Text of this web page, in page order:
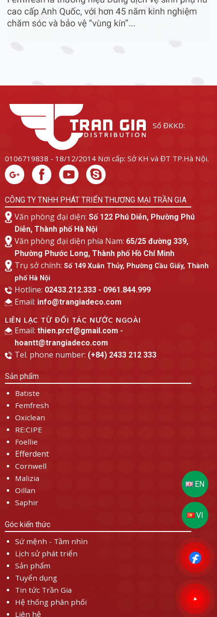
Số ĐKKD:
0106719838 - 18/12/2014 Nơi cấp: Sở KH và ĐT TP.Hà Nội.
CÔNG TY TNHH PHÁT TRIỂN THƯƠNG MẠI TRẦN GIA
Văn phòng đại diện: Số 122 Phú Diễn, Phường Phú
Diễn, Thành phố Hà Nội
Văn phòng đại diện phía Nam: 65/25 đường 339,
Phường Phước Long, Thành phố Hồ Chí Minh
Trụ sở chính: Số 149 Xuân Thủy, Phường Cầu Giấy, Thành
phố Hà Nội
Hotline: 02433.212.333 - 0961.844.999
Email: info@trangiadeco.com
LIÊN LẠC TỪ ĐỐI TÁC NƯỚC NGOÀI
Email: thien.prcf@gmail.com -
hoantt@trangiadeco.com
Tel. phone number: (+84) 2433 212 333
Sản phẩm
Batiste
Femfresh
Oxiclean
RE:CIPE
Foellie
Efferdent
Cornwell
Malizia
Oillan
Saphir
Góc kiến thức
Sứ mệnh - Tầm nhìn
Lịch sử phát triển
Sản phẩm
Tuyển dụng
Tin tức Trần Gia
Hệ thống phân phối
Liên hệ